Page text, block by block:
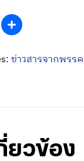
Share
ข่าวสารจากพรรค
ยวข้อง